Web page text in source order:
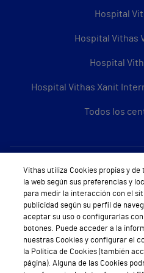
Hospital
Hospital Vithas
Hospital
Hospital Vithas Xanit
Todos los
Sobre
Quiénes
Trabajar
Teléfono
Teléfono
Vithas utiliza Cookies propias y
la web según sus preferencias y
para medir la interacción con el
publicidad según su perfil de
aceptar su uso o configurarlas
botones. Puede acceder a la
nuestras Cookies y configurar el
la Política de Cookies (también
página). Alguna de las Cookies